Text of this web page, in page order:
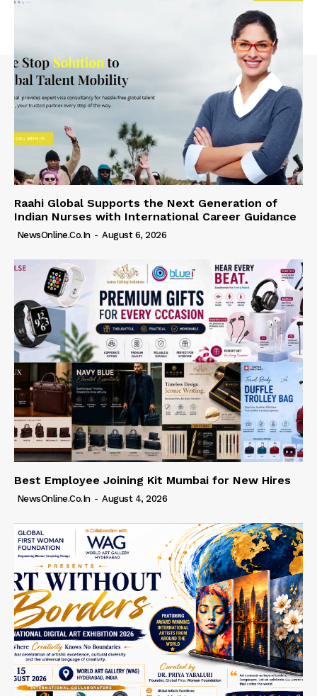
Raahi Global Supports the Next Generation of
Indian Nurses with International Career Guidance
NewsOnline.co.in - August 6, 2026
Best Employee Joining Kit Mumbai for New Hires
NewsOnline.co.in - August 4, 2026